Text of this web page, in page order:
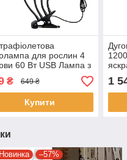
для рослин 4
60 Вт USB Лампа з
яскравості
₴ 649 ₴
Купити
1
Новинка –57%